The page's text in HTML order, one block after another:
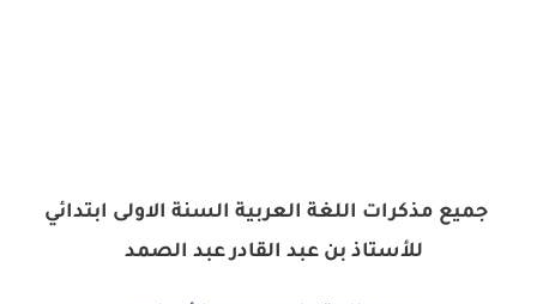
جميع مذكرات اللغة العربية السنة الاولى ابتدائي
للأستاذ بن عبد القادر عبد الصمد